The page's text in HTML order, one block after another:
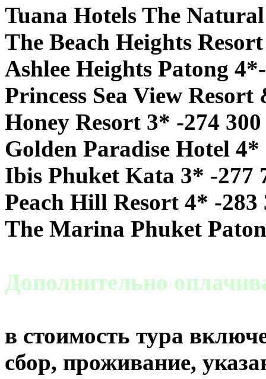
Tuana Hotels The
The Beach Heights
Ashlee Heights Patong
Princess Sea View
Honey Resort 3* -274 300
Golden Paradise Hotel 4*
Ibis Phuket Kata 3* -277
Peach Hill Resort 4* -283
The Marina Phuket
Дополнительно
в стоимость тура
сбор, проживание,